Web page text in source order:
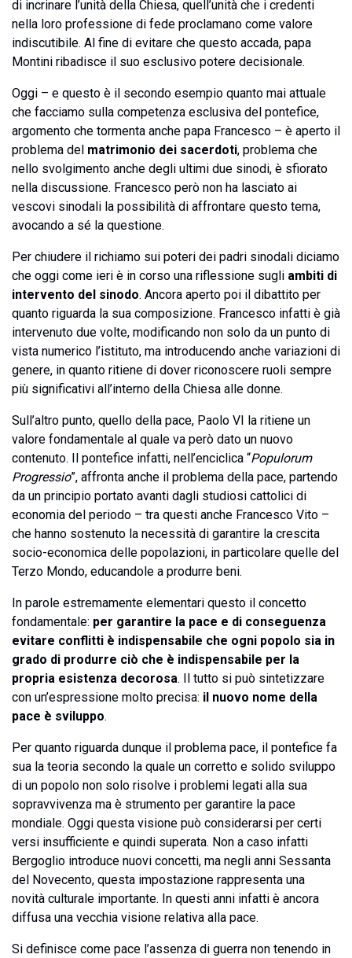
di incrinare l’unità della Chiesa, quell’unità che i credenti
nella loro professione di fede proclamano come valore
indiscutibile. Al fine di evitare che questo accada, papa
Montini ribadisce il suo esclusivo potere decisionale.
Oggi – e questo è il secondo esempio quanto mai attuale
che facciamo sulla competenza esclusiva del pontefice,
argomento che tormenta anche papa Francesco – è aperto il
problema del matrimonio dei sacerdoti, problema che
nello svolgimento anche degli ultimi due sinodi, è sfiorato
nella discussione. Francesco però non ha lasciato ai
vescovi sinodali la possibilità di affrontare questo tema,
avocando a sé la questione.
Per chiudere il richiamo sui poteri dei padri sinodali diciamo
che oggi come ieri è in corso una riflessione sugli ambiti di
intervento del sinodo. Ancora aperto poi il dibattito per
quanto riguarda la sua composizione. Francesco infatti è già
intervenuto due volte, modificando non solo da un punto di
vista numerico l’istituto, ma introducendo anche variazioni di
genere, in quanto ritiene di dover riconoscere ruoli sempre
più significativi all’interno della Chiesa alle donne.
Sull’altro punto, quello della pace, Paolo VI la ritiene un
valore fondamentale al quale va però dato un nuovo
contenuto. Il pontefice infatti, nell’enciclica “Populorum
Progressio”, affronta anche il problema della pace, partendo
da un principio portato avanti dagli studiosi cattolici di
economia del periodo – tra questi anche Francesco Vito –
che hanno sostenuto la necessità di garantire la crescita
socio-economica delle popolazioni, in particolare quelle del
Terzo Mondo, educandole a produrre beni.
In parole estremamente elementari questo il concetto
fondamentale: per garantire la pace e di conseguenza
evitare conflitti è indispensabile che ogni popolo sia in
grado di produrre ciò che è indispensabile per la
propria esistenza decorosa. Il tutto si può sintetizzare
con un’espressione molto precisa: il nuovo nome della
pace è sviluppo.
Per quanto riguarda dunque il problema pace, il pontefice fa
sua la teoria secondo la quale un corretto e solido sviluppo
di un popolo non solo risolve i problemi legati alla sua
sopravvivenza ma è strumento per garantire la pace
mondiale. Oggi questa visione può considerarsi per certi
versi insufficiente e quindi superata. Non a caso infatti
Bergoglio introduce nuovi concetti, ma negli anni Sessanta
del Novecento, questa impostazione rappresenta una
novità culturale importante. In questi anni infatti è ancora
diffusa una vecchia visione relativa alla pace.
Si definisce come pace l’assenza di guerra non tenendo in